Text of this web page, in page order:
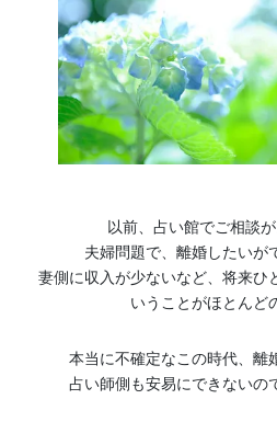
以前、占い館でご相談
夫婦問題で、離婚したいが
妻側に収入が少ないなど、将来ひ
いうことがほとんど
本当に不確定なこの時代、離
占い師側も安易にできないの